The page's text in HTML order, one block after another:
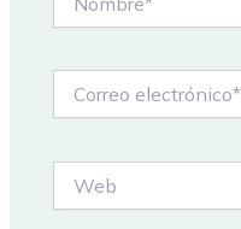
electrónico*